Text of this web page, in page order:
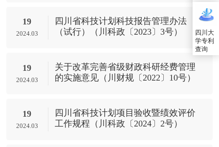
19
2024.03
四川省科技计划科技报告管理办法
（试行）（川科政〔2023〕3号）
19
2024.03
关于改革完善省级财政科研经费管理
的实施意见（川财规〔2022〕10号）
19
2024.03
四川省科技计划项目验收暨绩效评价
工作规程（川科政〔2024〕2号）
四川大
学专利
查询